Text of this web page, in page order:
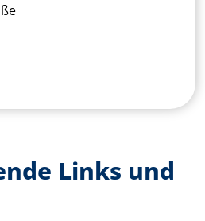
Links und